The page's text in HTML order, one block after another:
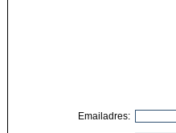
Emailadres: